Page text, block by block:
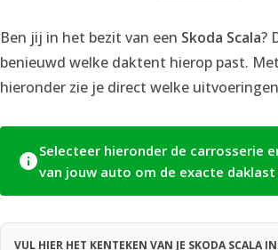
Ben jij in het bezit van een Skoda Scala?
benieuwd welke daktent hierop past.
hieronder zie je direct welke
Selecteer hieronder de carrosserie
van jouw auto om de exacte
VUL HIER HET KENTEKEN VAN JE SKODA SCALA